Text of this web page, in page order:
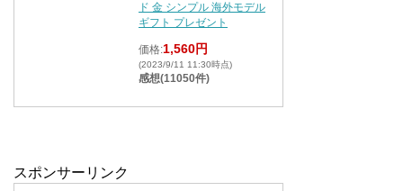
ド 金 シンプル 海外モデル
ギフト プレゼント
価格:1,560円
(2023/9/11 11:30時点)
感想(11050件)
スポンサーリンク